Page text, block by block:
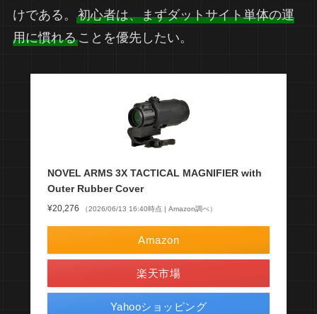
けである。 初心者は、まずダットサイト単体の運
用に慣れることを優先したい。
NOVEL ARMS 3X TACTICAL MAGNIFIER with
Outer Rubber Cover
¥20,276 （2026/06/13 16:40時点 | Amazon調べ）
Amazon
楽天市場
Yahooショッピング